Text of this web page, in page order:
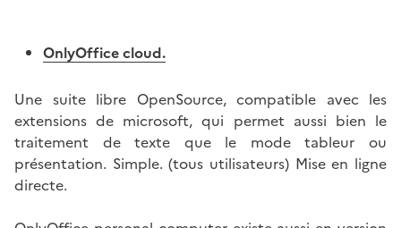
OnlyOffice cloud.
Une suite libre OpenSource, compatible avec les
extensions de microsoft, qui permet aussi bien le
traitement de texte que le mode tableur ou
présentation. Simple. (tous utilisateurs) Mise en ligne
directe.